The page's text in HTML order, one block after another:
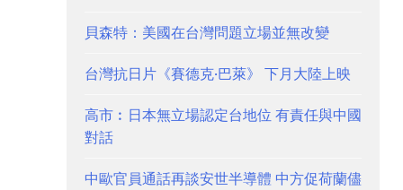
貝森特：美國在台灣問題立場並無改變
台灣抗日片《賽德克·巴萊》 下月大陸上映
高市︰日本無立場認定台地位 有責任與中國
對話
中歐官員通話再談安世半導體 中方促荷蘭儘